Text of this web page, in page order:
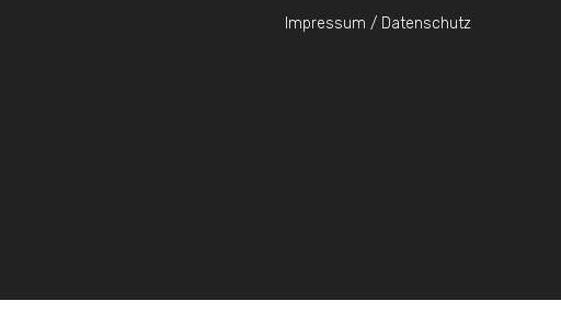
Impressum / Datenschutz